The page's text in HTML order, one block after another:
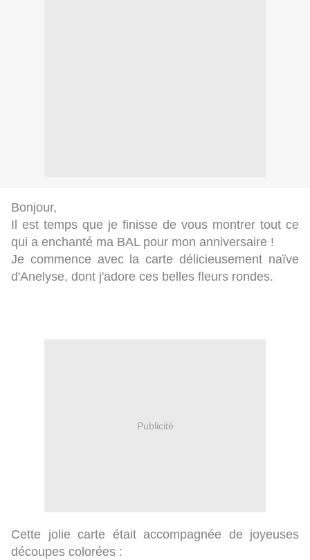
Bonjour,
Il est temps que je finisse de vous montrer tout ce
qui a enchanté ma BAL pour mon anniversaire !
Je commence avec la carte délicieusement naïve
d'Anelyse, dont j'adore ces belles fleurs rondes.
Publicité
Cette jolie carte était accompagnée de joyeuses
découpes colorées :